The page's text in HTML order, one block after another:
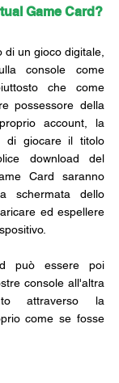
Game Card?
un gioco digitale,
che come
possessore della
account, la
di giocare il titolo
download del
Card saranno
schermata dello
ed espellere
può essere poi
console all'altra
attraverso la
come se fosse